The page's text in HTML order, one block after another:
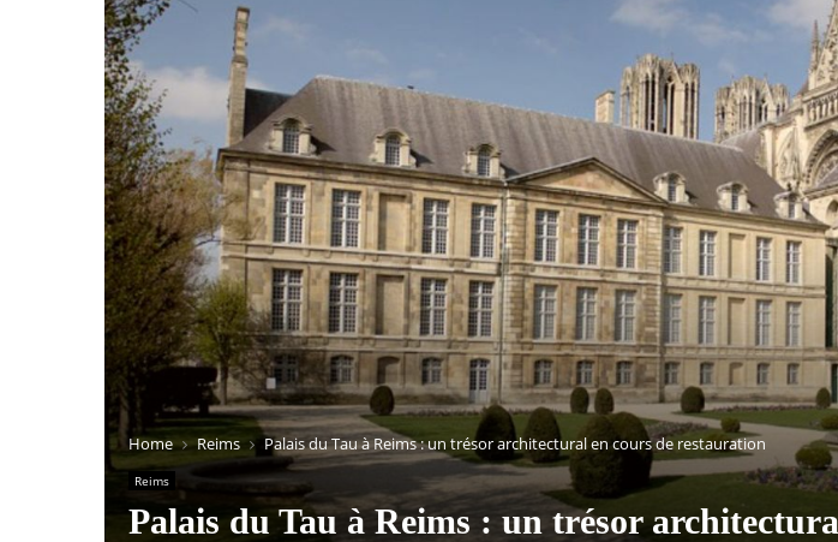
Home Reims Palais du Tau à Reims : un trésor architectural en cours de restauration
Reims
Palais du Tau à Reims : un trésor